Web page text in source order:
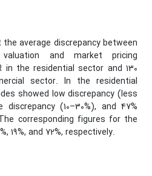
average discrepancy between
and market pricing
in the residential sector and 130
sector. In the residential
showed low discrepancy (less
discrepancy (10–30%), and 47%
corresponding figures for the
19%, and 72%, respectively.